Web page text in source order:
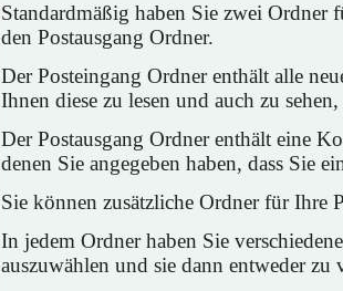
Standardmäßig haben Sie zwei Ordner
den Postausgang Ordner.
Der Posteingang Ordner enthält alle
Ihnen diese zu lesen und auch zu
Der Postausgang Ordner enthält eine
denen Sie angegeben haben, dass Sie
Sie können zusätzliche Ordner für Ihre
In jedem Ordner haben Sie
auszuwählen und sie dann entweder